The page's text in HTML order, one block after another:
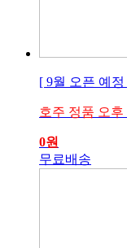
[ 9월 오픈 예
호주 정품 오
0원
무료배송